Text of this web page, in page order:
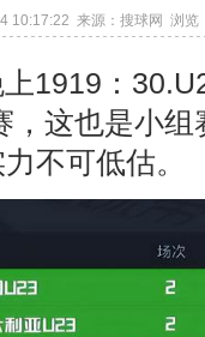
10:17:22 来源：搜球网 浏览
1919：
，这也是小
不可低估。